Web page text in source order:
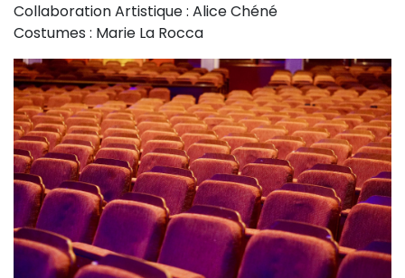
Collaboration Artistique : Alice Chéné
Costumes : Marie La Rocca